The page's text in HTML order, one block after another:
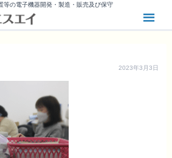
等の電子機器開発・製造・販売及び保守
2023年3月3日